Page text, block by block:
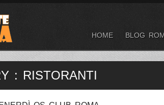
HOME BLOG
: RISTORANTI